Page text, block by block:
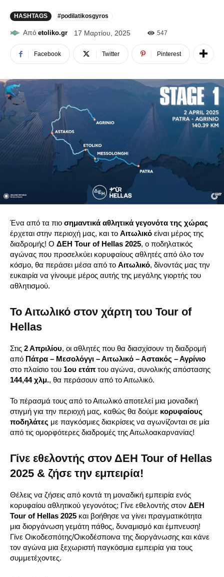
HASHTAGS #podilatikosgyros
Από etoliko.gr 17 Μαρτίου, 2025 547
Facebook Twitter Pinterest
Ένα από τα πιο σημαντικά αθλητικά γεγονότα της χώρας
έρχεται στην περιοχή μας, και το Αιτωλικό είναι μέρος της
διαδρομής! Ο ΔΕΗ Tour of Hellas 2025, ο ποδηλατικός
αγώνας που προσελκύει κορυφαίους αθλητές από όλο τον
κόσμο, θα περάσει μέσα από το Αιτωλικό, δίνοντάς μας την
ευκαιρία να γίνουμε μέρος αυτής της μεγάλης γιορτής του
αθλητισμού.
Το Αιτωλικό στον χάρτη του Tour of
Hellas
Στις 2 Απριλίου, οι αθλητές που θα διασχίσουν τη διαδρομή
από Πάτρα – Μεσολόγγι – Αιτωλικό – Αστακός – Αγρίνιο
στο πλαίσιο του 1ου ετάπ του αγώνα, συνολικής απόστασης
144,44 χλμ., θα περάσουν από το Αιτωλικό.
Το πέρασμά τους από το Αιτωλικό αποτελεί μια μοναδική
στιγμή για την περιοχή μας, καθώς θα δούμε κορυφαίους
ποδηλάτες με παγκόσμιες διακρίσεις να αγωνίζονται σε μία
από τις ομορφότερες διαδρομές της Αιτωλοακαρνανίας!
Γίνε εθελοντής στον ΔΕΗ Tour of Hellas
2025 & ζήσε την εμπειρία!
Θέλεις να ζήσεις από κοντά τη μοναδική εμπειρία ενός
κορυφαίου αθλητικού γεγονότος; Γίνε εθελοντής στον ΔΕΗ
Tour of Hellas 2025 και βοήθησε να γίνει πραγματικότητα
μια διοργάνωση γεμάτη πάθος, δυναμισμό και έμπνευση!
Γίνε Οικοδεσπότης/Οικοδέσποινα της διοργάνωσης και κάνε
τον αγώνα μια ξεχωριστή παγκόσμια εμπειρία για τους
συμμετέχοντες.